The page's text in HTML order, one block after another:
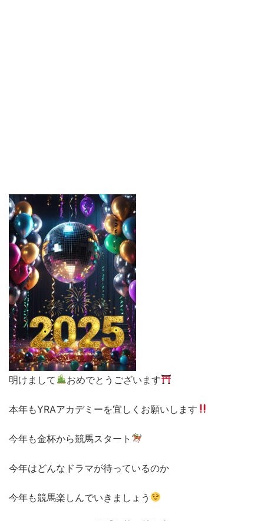
明けまして おめでとうございます
本年もYRAアカデミーを宜しくお願いします
今年も金杯から競馬スタート
今年はどんなドラマが待っているのか
今年も競馬楽しんでいきましょう